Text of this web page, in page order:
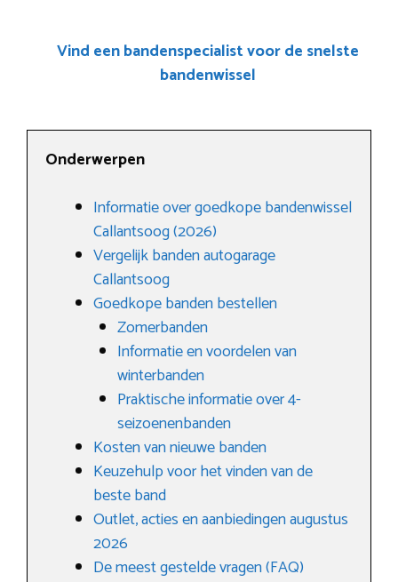
Vind een bandenspecialist voor de snelste
bandenwissel
Onderwerpen
Informatie over goedkope bandenwissel
Callantsoog (2026)
Vergelijk banden autogarage
Callantsoog
Goedkope banden bestellen
Zomerbanden
Informatie en voordelen van
winterbanden
Praktische informatie over 4-
seizoenenbanden
Kosten van nieuwe banden
Keuzehulp voor het vinden van de
beste band
Outlet, acties en aanbiedingen augustus
2026
De meest gestelde vragen (FAQ)